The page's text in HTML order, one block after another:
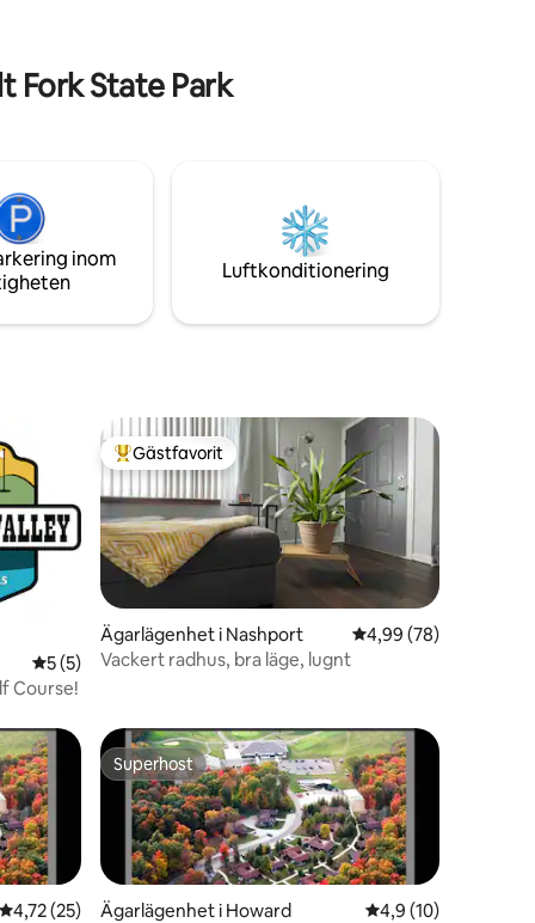
Fork State Park
inom
Luftkonditionering
5 av 5 i genomsnittligt betyg, 5 omdömen
5 (5)
Course!
Populär gästfavorit
Gästfavorit
Ägarlägenhet i Nashport 4,99 av 5 i
4,99 (78)
Vackert radhus, bra läge, lugnt
4,72 av 5 i genomsnittligt betyg, 25 omdömen
4,72 (25)
Superhost
Superhost
Ägarlägenhet i Howard 4,9 av 5 i
4,9 (10)